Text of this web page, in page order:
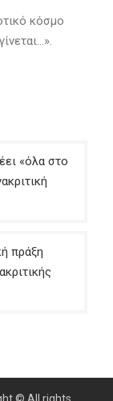
κόσμο
«όλα στο
πράξη